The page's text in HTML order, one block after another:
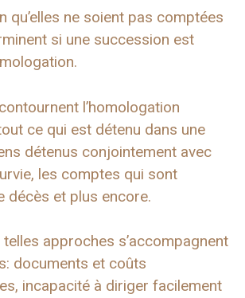
qu’elles ne soient pas comptées
si une succession est
l’homologation
ce qui est détenu dans une
détenus conjointement avec
les comptes qui sont
décès et plus encore.
telles approches s’accompagnent
documents et coûts
incapacité à diriger facilement